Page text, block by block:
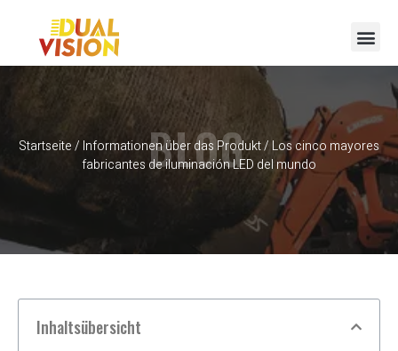
Startseite/ Informationen über das Produkt/ Los cinco mayores
fabricantes de iluminación LED del mundo
BLOG
Inhaltsübersicht